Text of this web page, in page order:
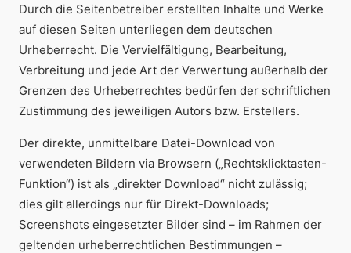
Durch die Seitenbetreiber erstellten Inhalte und Werke
auf diesen Seiten unterliegen dem deutschen
Urheberrecht. Die Vervielfältigung, Bearbeitung,
Verbreitung und jede Art der Verwertung außerhalb der
Grenzen des Urheberrechtes bedürfen der schriftlichen
Zustimmung des jeweiligen Autors bzw. Erstellers.
Der direkte, unmittelbare Datei-Download von
verwendeten Bildern via Browsern („Rechtsklicktasten-
Funktion“) ist als „direkter Download“ nicht zulässig;
dies gilt allerdings nur für Direkt-Downloads;
Screenshots eingesetzter Bilder sind – im Rahmen der
geltenden urheberrechtlichen Bestimmungen –